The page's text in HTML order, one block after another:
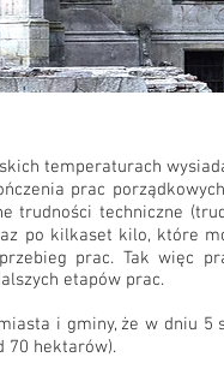
temperaturach
prac
trudności techniczne
po kilkaset kilo, które
prac. Tak więc
etapów prac.
i gminy, że w dniu 5
70 hektarów).